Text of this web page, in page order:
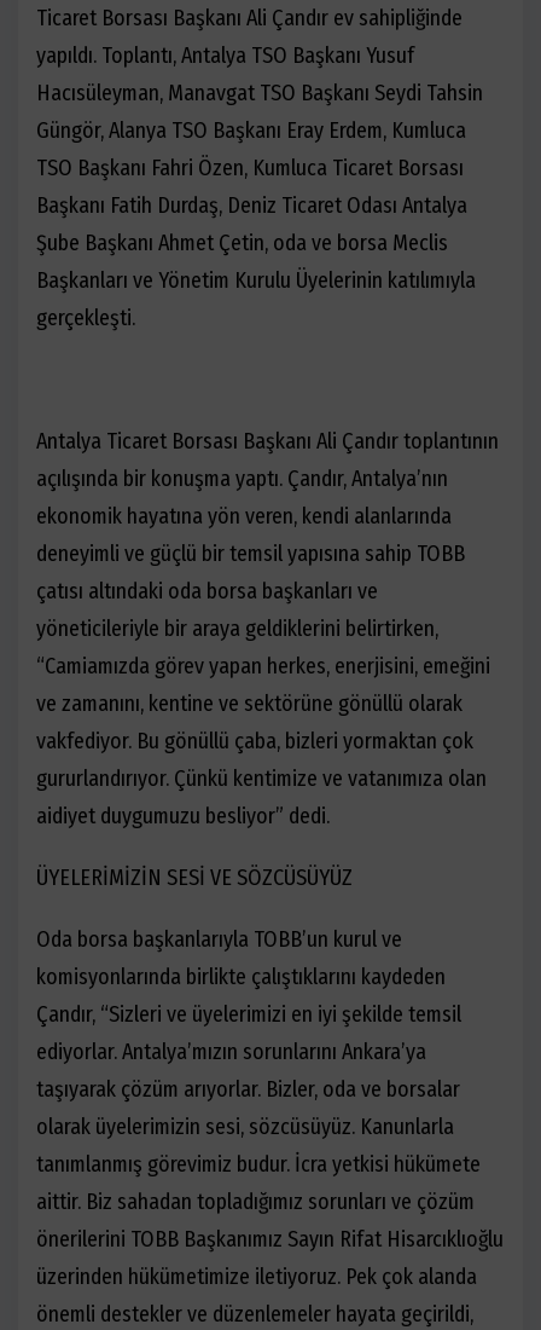
Ticaret Borsası Başkanı Ali Çandır ev sahipliğinde
yapıldı. Toplantı, Antalya TSO Başkanı Yusuf
Hacısüleyman, Manavgat TSO Başkanı Seydi Tahsin
Güngör, Alanya TSO Başkanı Eray Erdem, Kumluca
TSO Başkanı Fahri Özen, Kumluca Ticaret Borsası
Başkanı Fatih Durdaş, Deniz Ticaret Odası Antalya
Şube Başkanı Ahmet Çetin, oda ve borsa Meclis
Başkanları ve Yönetim Kurulu Üyelerinin katılımıyla
gerçekleşti.
Antalya Ticaret Borsası Başkanı Ali Çandır toplantının
açılışında bir konuşma yaptı. Çandır, Antalya’nın
ekonomik hayatına yön veren, kendi alanlarında
deneyimli ve güçlü bir temsil yapısına sahip TOBB
çatısı altındaki oda borsa başkanları ve
yöneticileriyle bir araya geldiklerini belirtirken,
“Camiamızda görev yapan herkes, enerjisini, emeğini
ve zamanını, kentine ve sektörüne gönüllü olarak
vakfediyor. Bu gönüllü çaba, bizleri yormaktan çok
gururlandırıyor. Çünkü kentimize ve vatanımıza olan
aidiyet duygumuzu besliyor” dedi.
ÜYELERİMİZİN SESİ VE SÖZCÜSÜYÜZ
Oda borsa başkanlarıyla TOBB’un kurul ve
komisyonlarında birlikte çalıştıklarını kaydeden
Çandır, “Sizleri ve üyelerimizi en iyi şekilde temsil
ediyorlar. Antalya’mızın sorunlarını Ankara’ya
taşıyarak çözüm arıyorlar. Bizler, oda ve borsalar
olarak üyelerimizin sesi, sözcüsüyüz. Kanunlarla
tanımlanmış görevimiz budur. İcra yetkisi hükümete
aittir. Biz sahadan topladığımız sorunları ve çözüm
önerilerini TOBB Başkanımız Sayın Rifat Hisarcıklıoğlu
üzerinden hükümetimize iletiyoruz. Pek çok alanda
önemli destekler ve düzenlemeler hayata geçirildi,